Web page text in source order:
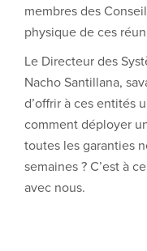
membres des
physique de ces
Le Directeur des
Nacho Santillana,
d’offrir à ces entités
comment déployer
toutes les garanties
semaines ? C’est à
avec nous.